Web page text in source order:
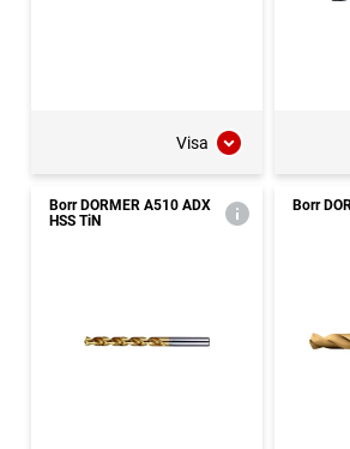
Visa
Borr DORMER A510 ADX
HSS TiN
Borr